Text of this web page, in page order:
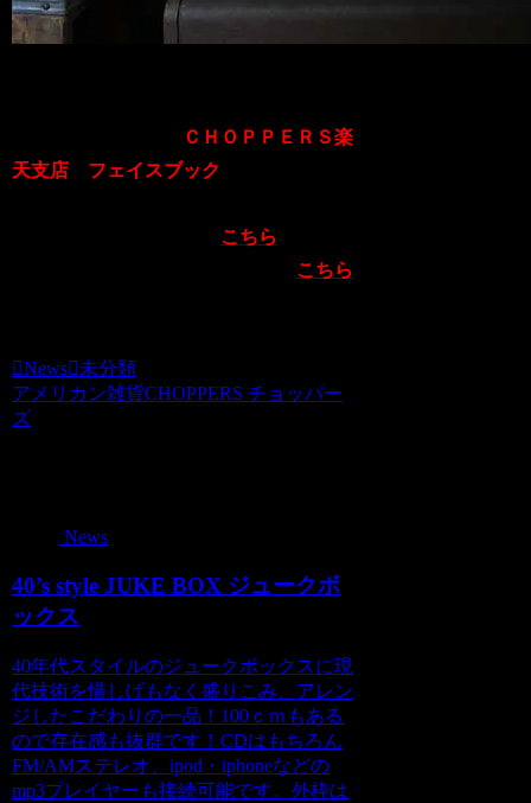
ＣＨＯＰＰＥＲＳ楽
天支店
フェイスブック
こちら
こちら
News
未分類
アメリカン雑貨CHOPPERS チョッパー
ズ
News
40’s style JUKE BOX ジュークボ
ックス
40年代スタイルのジュークボックスに現
代技術を惜しげもなく盛りこみ、アレン
ジしたこだわりの一品！100ｃｍもある
ので存在感も抜群です！CDはもちろん
FM/AMステレオ、ipod・iphoneなどの
mp3プレイヤーも接続可能です。外枠は